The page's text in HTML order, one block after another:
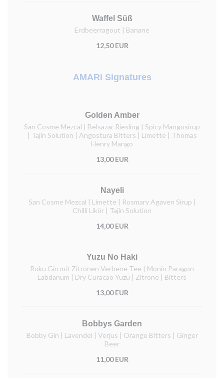
Waffel Süß
Erdbeerragout | Banane
12,50 EUR
AMARi Signatures
Golden Amber
San Cosme Mezcal | Belsazar Riesling | Spicy Mangosirup
| Tajin Solution | Angostura Bitters | Limette | Thomas
Henry Mango
13,00 EUR
Nayeli
San Cosme Mezcal | Limette | Rosmary Agaven Sirup |
Chilli Likör | Tajin Solution
14,00 EUR
Yuzu No Haki
Roku Gin mit Zitronen Verbene Tee | Monin Paragon
Labdanum | Dry Curacao Yuzu | Zitrone | Bitters
13,00 EUR
Bobbys Garden
Bobby Gin | Lavendel | Verjus | Orange Bitters | Ginger
Beer
11,00 EUR